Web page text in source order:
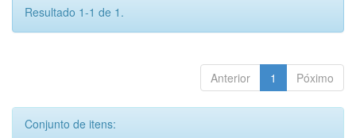
Resultado 1-1 de 1.
Anterior 1 Póximo
Conjunto de itens: